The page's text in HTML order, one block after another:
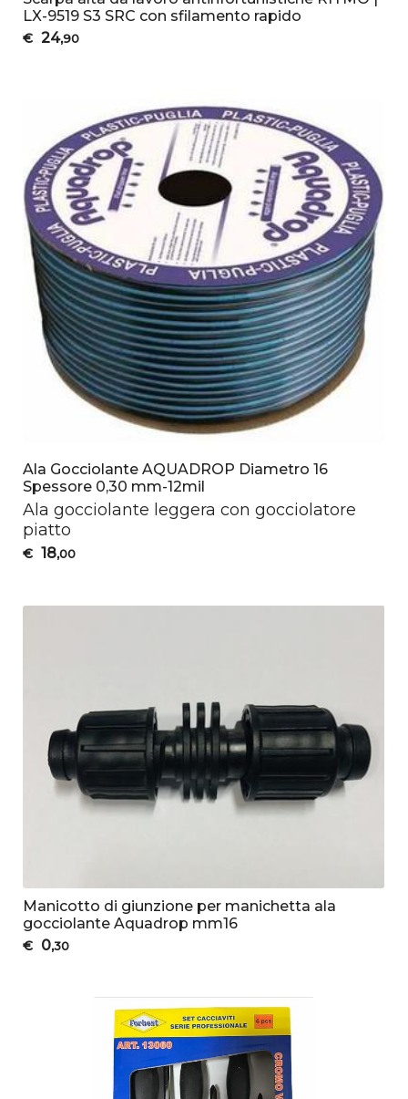
LX-9519 S3 SRC con sfilamento rapido
€ 24,90
Ala Gocciolante AQUADROP Diametro 16
Spessore 0,30 mm-12mil
Ala gocciolante leggera con gocciolatore
piatto
€ 18,00
Manicotto di giunzione per manichetta ala
gocciolante Aquadrop mm16
€ 0,30